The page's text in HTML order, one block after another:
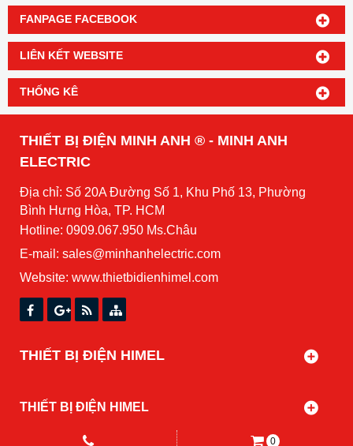
FANPAGE FACEBOOK
LIÊN KẾT WEBSITE
THỐNG KÊ
THIẾT BỊ ĐIỆN MINH ANH ® - MINH ANH
ELECTRIC
Địa chỉ: Số 20A Đường Số 1, Khu Phố 13, Phường
Bình Hưng Hòa, TP. HCM
Hotline: 0909.067.950 Ms.Châu
E-mail: sales@minhanhelectric.com
Website: www.thietbidienhimel.com
THIẾT BỊ ĐIỆN HIMEL
THIẾT BỊ ĐIỆN HIMEL
0